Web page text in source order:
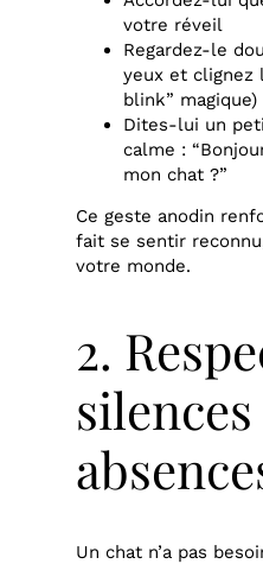
votre réveil
Regardez-le
yeux et clignez
blink” magique)
Dites-lui un
calme :
mon chat ?”
Ce geste anodin
fait se sentir
votre monde.
2.
silences
Un chat n’a pas